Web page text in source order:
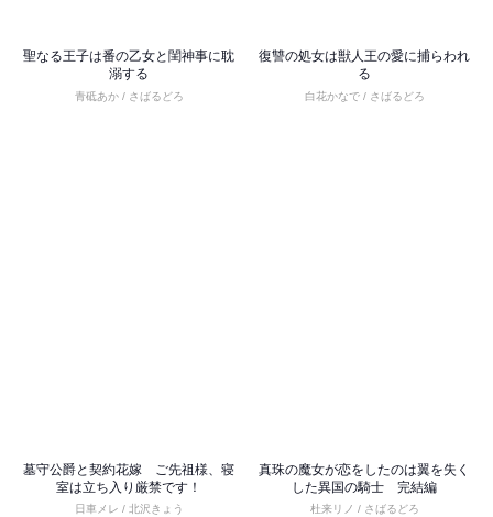
聖なる王子は番の乙女と閨神事に耽
溺する
青砥あか / さばるどろ
復讐の処女は獣人王の愛に捕らわれ
る
白花かなで / さばるどろ
墓守公爵と契約花嫁 ご先祖様、寝
室は立ち入り厳禁です！
日車メレ / 北沢きょう
真珠の魔女が恋をしたのは翼を失く
した異国の騎士 完結編
杜来リノ / さばるどろ